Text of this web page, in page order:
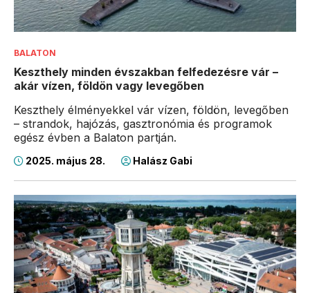
BALATON
Keszthely minden évszakban felfedezésre vár –
akár vízen, földön vagy levegőben
Keszthely élményekkel vár vízen, földön, levegőben
– strandok, hajózás, gasztronómia és programok
egész évben a Balaton partján.
2025. május 28. Halász Gabi